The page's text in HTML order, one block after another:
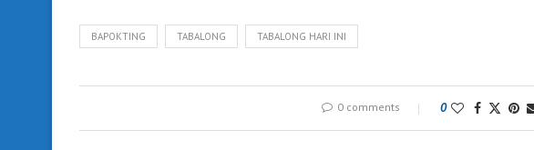
BAPOKTING TABALONG TABALONG HARI INI
0 comments 0